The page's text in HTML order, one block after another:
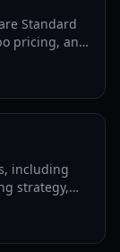
Standard
pricing, and
including
strategy,